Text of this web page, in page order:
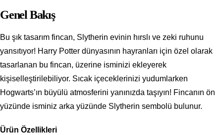
Genel Bakış
Bu şık tasarım fincan, Slytherin evinin hırslı ve zeki ruhunu
yansıtıyor! Harry Potter dünyasının hayranları için özel olarak
tasarlanan bu fincan, üzerine isminizi ekleyerek
kişiselleştirilebiliyor. Sıcak içeceklerinizi yudumlarken
Hogwarts’ın büyülü atmosferini yanınızda taşıyın! Fincanın ön
yüzünde isminiz arka yüzünde Slytherin sembolü bulunur.
Ürün Özellikleri